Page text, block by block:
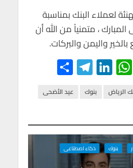
لعملاء البنك بمناسبة
، متمنياً من الله أن
واليمن والبركات.
E
W
h
at
A
p
p
Li
n
ke
n
Te
le
gr
m
h
ar الرياض بنوك عيد الأضحى
بنوك
ذكاء اصطناعى